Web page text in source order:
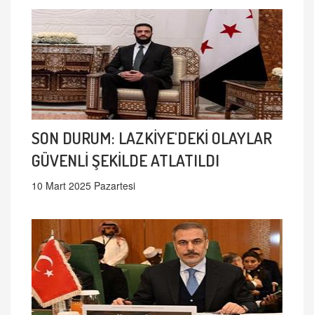
SON DURUM: LAZKİYE'DEKİ OLAYLAR
GÜVENLİ ŞEKİLDE ATLATILDI
10 Mart 2025 Pazartesi